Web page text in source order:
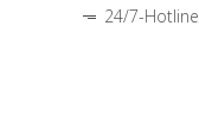
24/7-Hotline